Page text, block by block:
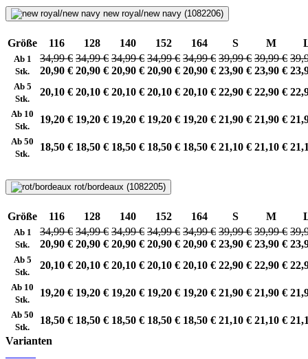
new royal/new navy (1082206)
Größe 116 128 140 152 164 S M
Ab 1
Stk.
34,99 €
20,90 €
34,99 €
20,90 €
34,99 €
20,90 €
34,99 €
20,90 €
34,99 €
20,90 €
39,99 €
23,90 €
39,99 €
23,90 €
Ab 5
Stk.
20,10 € 20,10 € 20,10 € 20,10 € 20,10 € 22,90 € 22,90 €
Ab 10
Stk.
19,20 € 19,20 € 19,20 € 19,20 € 19,20 € 21,90 € 21,90 €
Ab 50
Stk.
18,50 € 18,50 € 18,50 € 18,50 € 18,50 € 21,10 € 21,10 €
rot/bordeaux (1082205)
Größe 116 128 140 152 164 S M
Ab 1
Stk.
34,99 €
20,90 €
34,99 €
20,90 €
34,99 €
20,90 €
34,99 €
20,90 €
34,99 €
20,90 €
39,99 €
23,90 €
39,99 €
23,90 €
Ab 5
Stk.
20,10 € 20,10 € 20,10 € 20,10 € 20,10 € 22,90 € 22,90 €
Ab 10
Stk.
19,20 € 19,20 € 19,20 € 19,20 € 19,20 € 21,90 € 21,90 €
Ab 50
Stk.
18,50 € 18,50 € 18,50 € 18,50 € 18,50 € 21,10 € 21,10 €
Varianten